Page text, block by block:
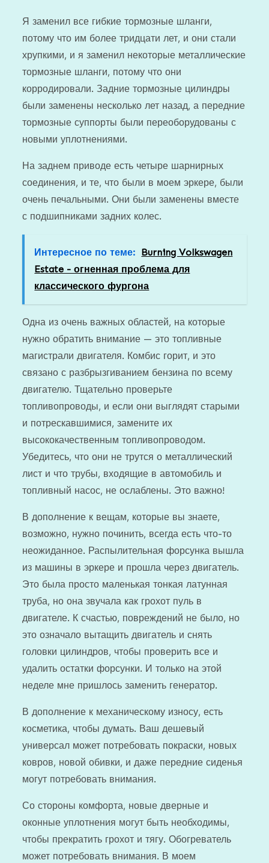
Я заменил все гибкие тормозные шланги,
потому что им более тридцати лет, и они стали
хрупкими, и я заменил некоторые металлические
тормозные шланги, потому что они
корродировали. Задние тормозные цилиндры
были заменены несколько лет назад, а передние
тормозные суппорты были переоборудованы с
новыми уплотнениями.
На заднем приводе есть четыре шарнирных
соединения, и те, что были в моем эркере, были
очень печальными. Они были заменены вместе
с подшипниками задних колес.
Интересное по теме: Burning Volkswagen
Estate - огненная проблема для
классического фургона
Одна из очень важных областей, на которые
нужно обратить внимание — это топливные
магистрали двигателя. Комбис горит, и это
связано с разбрызгиванием бензина по всему
двигателю. Тщательно проверьте
топливопроводы, и если они выглядят старыми
и потрескавшимися, замените их
высококачественным топливопроводом.
Убедитесь, что они не трутся о металлический
лист и что трубы, входящие в автомобиль и
топливный насос, не ослаблены. Это важно!
В дополнение к вещам, которые вы знаете,
возможно, нужно починить, всегда есть что-то
неожиданное. Распылительная форсунка вышла
из машины в эркере и прошла через двигатель.
Это была просто маленькая тонкая латунная
труба, но она звучала как грохот пуль в
двигателе. К счастью, повреждений не было, но
это означало вытащить двигатель и снять
головки цилиндров, чтобы проверить все и
удалить остатки форсунки. И только на этой
неделе мне пришлось заменить генератор.
В дополнение к механическому износу, есть
косметика, чтобы думать. Ваш дешевый
универсал может потребовать покраски, новых
ковров, новой обивки, и даже передние сиденья
могут потребовать внимания.
Со стороны комфорта, новые дверные и
оконные уплотнения могут быть необходимы,
чтобы прекратить грохот и тягу. Обогреватель
может потребовать внимания. В моем